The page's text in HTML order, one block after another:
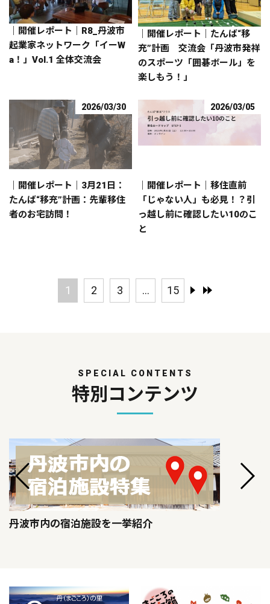
｜開催レポート｜R8_丹波市
起業家ネットワーク「イーW
a！」Vol.1 全体交流会
｜開催レポート｜たんば“移
充”計画 交流会「丹波市発祥
のスポーツ「囲碁ボール」を
楽しもう！」
2026/03/30
｜開催レポート｜3月21日：
たんば“移充”計画：先輩移住
者のお宅訪問！
2026/03/05
｜開催レポート｜移住直前
「じゃない人」も必見！？引
っ越し前に確認したい10のこ
と
1 2 3 ... 15
SPECIAL CONTENTS
特別コンテンツ
丹波市内の宿泊施設を一挙紹介